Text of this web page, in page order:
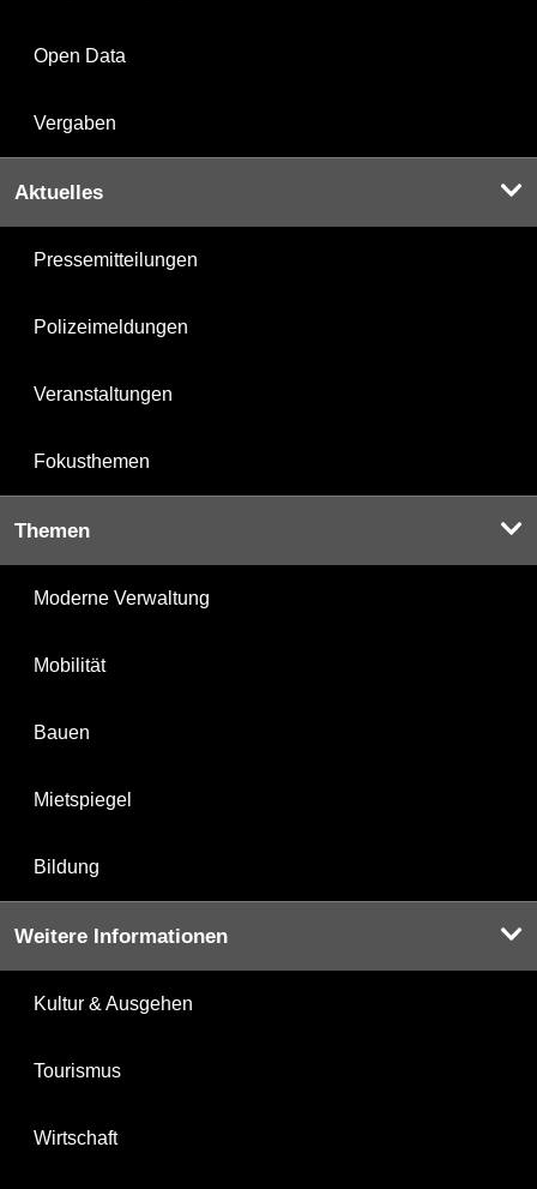
Open Data
Vergaben
Aktuelles
Pressemitteilungen
Polizeimeldungen
Veranstaltungen
Fokusthemen
Themen
Moderne Verwaltung
Mobilität
Bauen
Mietspiegel
Bildung
Weitere Informationen
Kultur & Ausgehen
Tourismus
Wirtschaft